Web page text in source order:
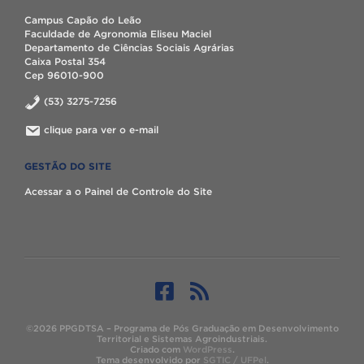
Campus Capão do Leão
Faculdade de Agronomia Eliseu Maciel
Departamento de Ciências Sociais Agrárias
Caixa Postal 354
Cep 96010-900
(53) 3275-7256
clique para ver o e-mail
GESTÃO DO SITE
Acessar a o Painel de Controle do Site
©2026 PPGDTSA – Programa de Pós Graduação em Desenvolvimento
Territorial e Sistemas Agroindustriais.
Criado com WordPress.
Tema desenvolvido por SGTIC / UFPel.